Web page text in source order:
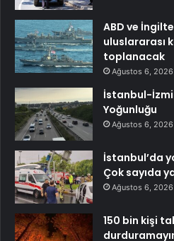
ABD ve
uluslararası
toplanacak
Ağustos 6, 2026
İstanbul-
Yoğunluğu
Ağustos 6, 2026
İstanbul’da
Çok sayıda
Ağustos 6, 2026
150 bin kişi